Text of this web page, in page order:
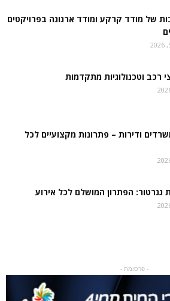
של מודד קרקע ומודד ארנונה בפרויקטים
רכב וטכנולוגיות מתקדמות
ודירות – פתרונות מקצועיים לכל
גנרטור: הפתרון המושלם לכל אירוע
- פרסומת -